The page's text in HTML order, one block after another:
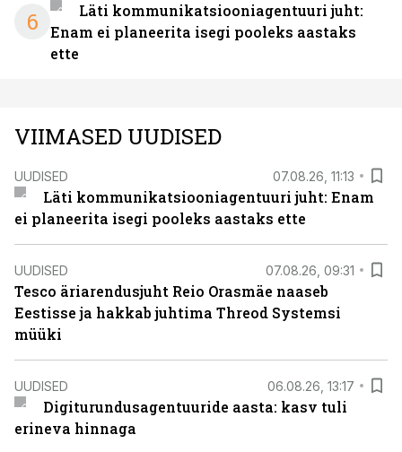
6
Läti kommunikatsiooniagentuuri juht:
Enam ei planeerita isegi pooleks aastaks
ette
VIIMASED UUDISED
UUDISED 07.08.26, 11:13
Läti kommunikatsiooniagentuuri juht: Enam
ei planeerita isegi pooleks aastaks ette
UUDISED 07.08.26, 09:31
Tesco äriarendusjuht Reio Orasmäe naaseb
Eestisse ja hakkab juhtima Threod Systemsi
müüki
UUDISED 06.08.26, 13:17
Digiturundusagentuuride aasta: kasv tuli
erineva hinnaga